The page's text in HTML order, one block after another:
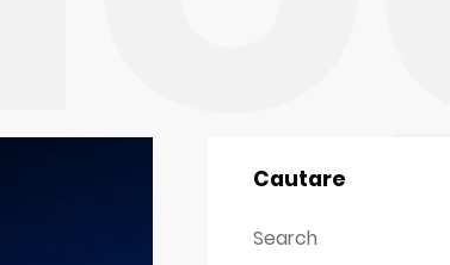
Cautare